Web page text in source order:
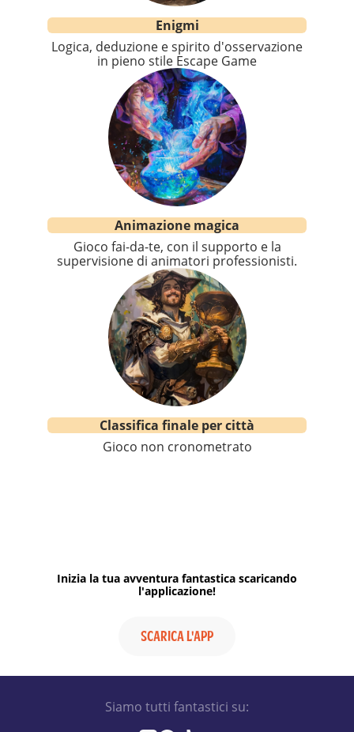
Enigmi
Logica, deduzione e spirito d'osservazione
in pieno stile Escape Game
Animazione magica
Gioco fai-da-te, con il supporto e la
supervisione di animatori professionisti.
Classifica finale per città
Gioco non cronometrato
Inizia la tua avventura fantastica scaricando
l'applicazione!
SCARICA L'APP
Siamo tutti fantastici su: